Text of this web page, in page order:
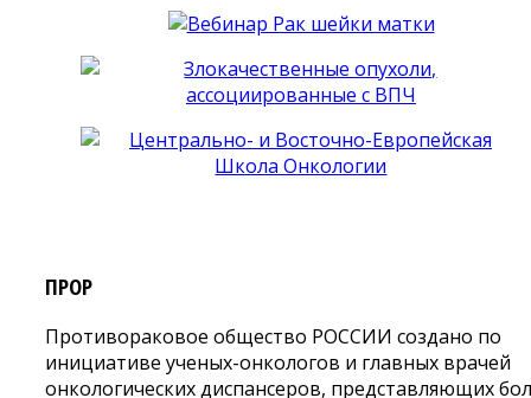
ПРОР
Противораковое общество РОССИИ создано по
инициативе ученых-онкологов и главных врачей
онкологических диспансеров, представляющих